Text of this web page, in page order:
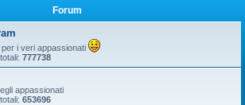
Forum
i veri appassionati
777738
appassionati
653696